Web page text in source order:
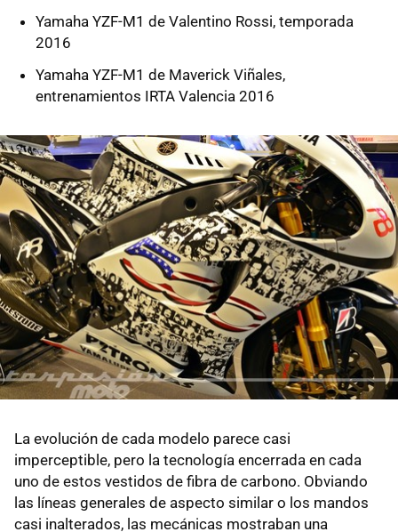
Yamaha YZF-M1 de Valentino Rossi, temporada
2016
Yamaha YZF-M1 de Maverick Viñales,
entrenamientos IRTA Valencia 2016
La evolución de cada modelo parece casi
imperceptible, pero la tecnología encerrada en cada
uno de estos vestidos de fibra de carbono. Obviando
las líneas generales de aspecto similar o los mandos
casi inalterados, las mecánicas mostraban una